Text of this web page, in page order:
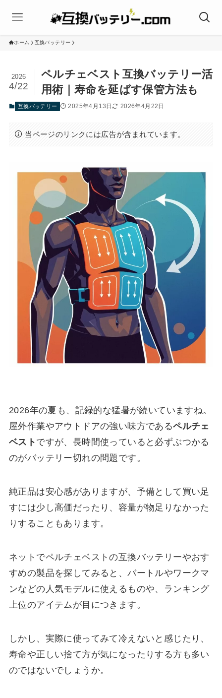
ホーム 互換バッテリー
ペルチェベスト互換バッテリー活
用術｜寿命を延ばす保管方法も
2026
4/22
互換バッテリー 2025年4月13日 2026年4月22日
当ページのリンクには広告が含まれています。
2026年の夏も、記録的な猛暑が続いていますね。
屋外作業やアウトドアの強い味方であるペルチェ
ベスト ですが、長時間使っていると必ずぶつかる
のがバッテリー切れの問題です。
純正品は安心感がありますが、予備として買い足
すには少し高価だったり、容量が物足りなかった
りすることもあります。
ネットでペルチェベストの互換バッテリーやおす
すめの製品を探してみると、バートルやワークマ
ンなどの人気モデルに使えるものや、ランキング
上位のアイテムが目につきます。
しかし、実際に使ってみて冷えないと感じたり、
寿命や正しい捨て方が気になったりする方も多い
のではないでしょうか。